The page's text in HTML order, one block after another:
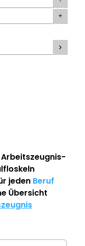
Arbeitszeugnis-
jeden Beruf
Übersicht